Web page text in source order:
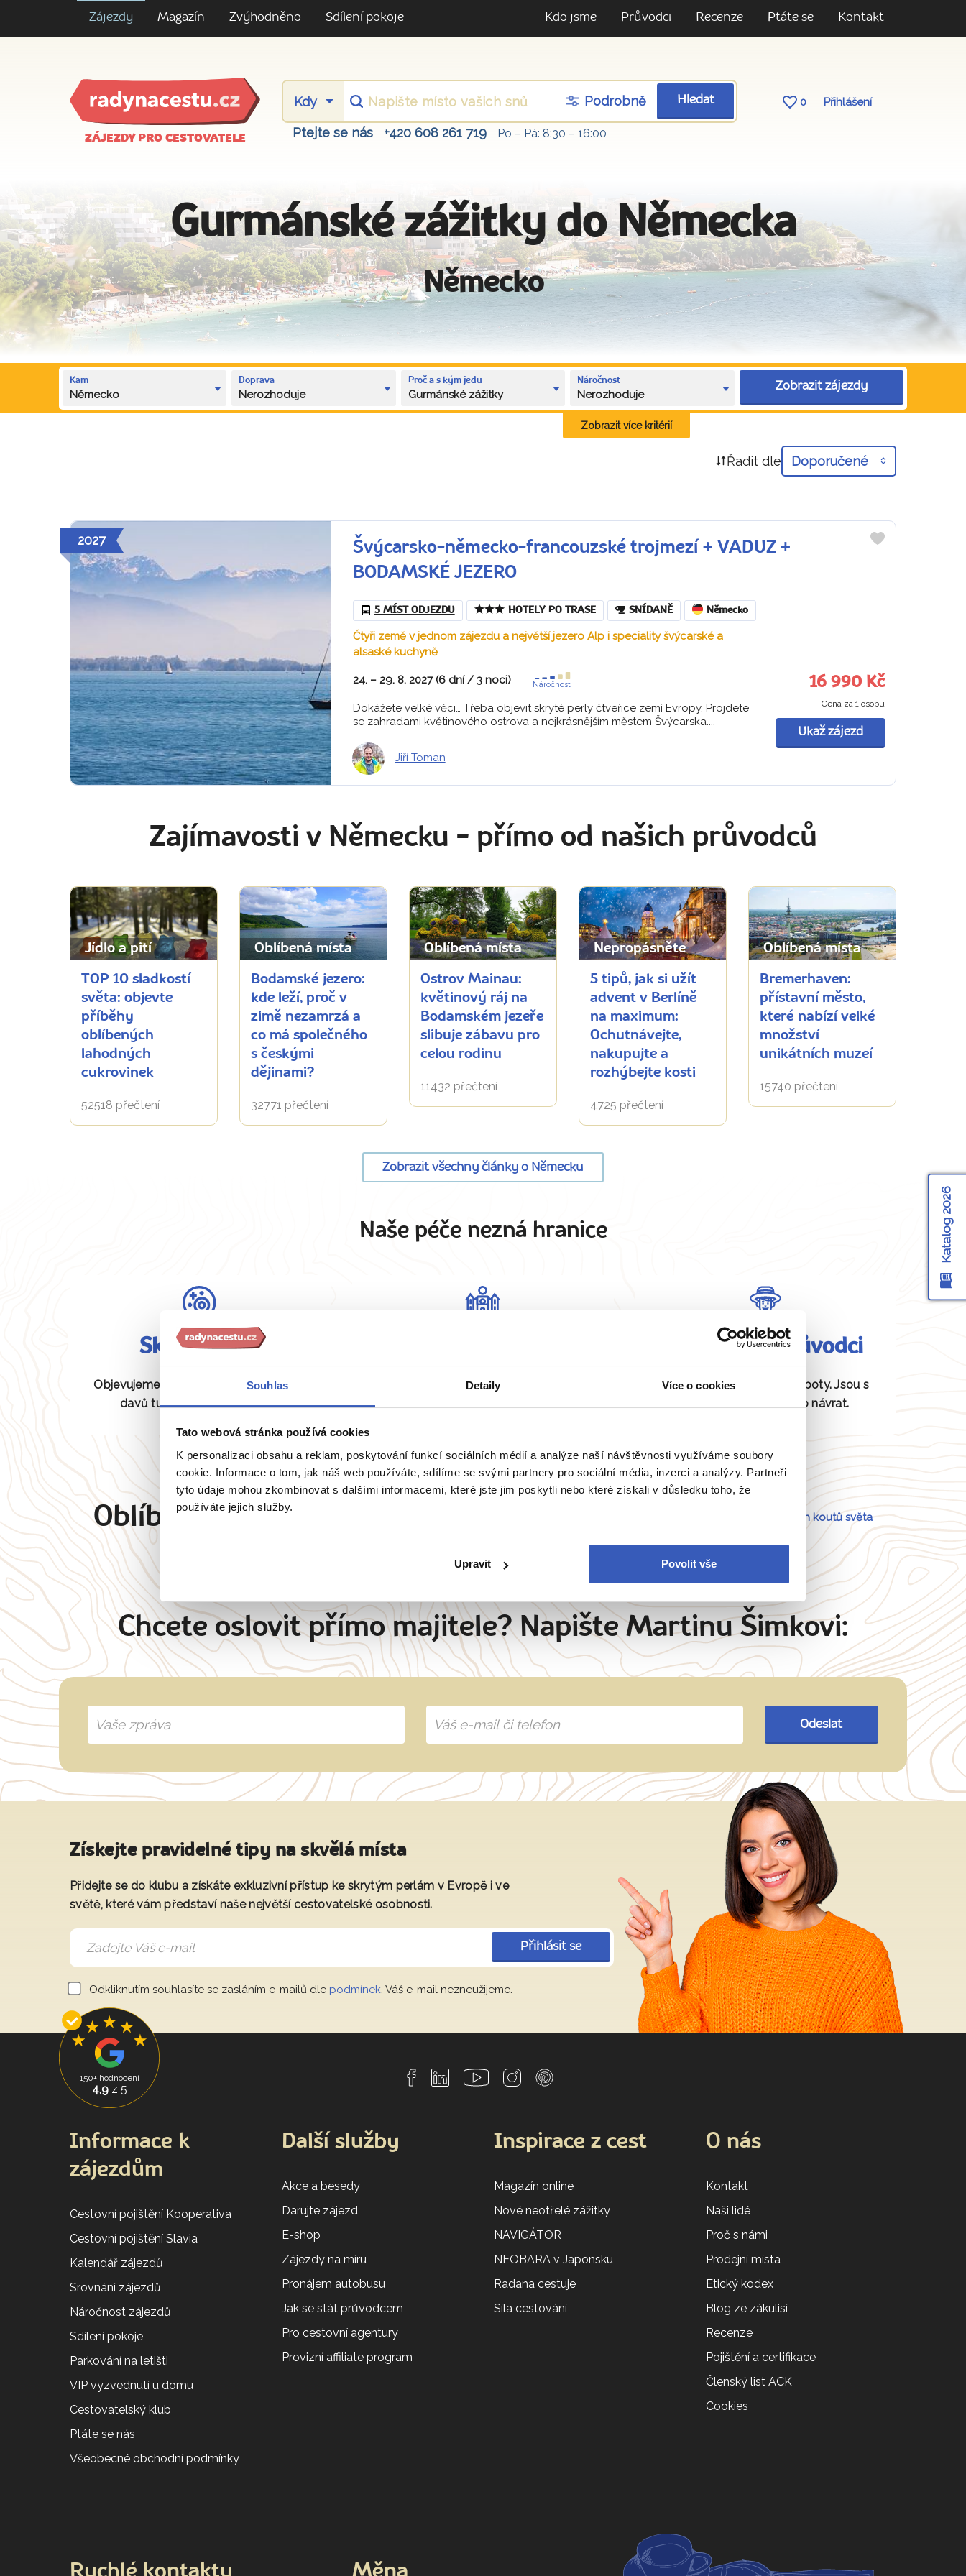
Souhlas Detaily Více o cookies
Tato webová stránka používá cookies
K personalizaci obsahu a reklam, poskytování funkcí sociálních médií a analýze naší návštěvnosti využíváme soubory
cookie. Informace o tom, jak náš web používáte, sdílíme se svými partnery pro sociální média, inzerci a analýzy. Partneři
tyto údaje mohou zkombinovat s dalšími informacemi, které jste jim poskytli nebo které získali v důsledku toho, že
používáte jejich služby.
Upravit Povolit vše
Zájezdy Magazín Zvýhodněno Sdílení pokoje Kdo jsme Průvodci Recenze Ptáte se Kontakt
ZÁJEZDY PRO CESTOVATELE
Podrobně Hledat 0 Přihlášení
Ptejte se nás +420 608 261 719 Po – Pá: 8:30 – 16:00
Gurmánské zážitky do Německa
Německo
Kam
Německo
Doprava
Nerozhoduje
Proč a s kým jedu
Gurmánské zážitky
Náročnost
Nerozhoduje
Zobrazit zájezdy
Zobrazit více kritérií
Řadit dle Doporučené
2027
Švýcarsko-německo-francouzské trojmezí + VADUZ +
BODAMSKÉ JEZERO
5 MÍST ODJEZDU HOTELY PO TRASE SNÍDANĚ Německo
Čtyři země v jednom zájezdu a největší jezero Alp i speciality švýcarské a
alsaské kuchyně
24. – 29. 8. 2027 (6 dní / 3 noci) Náročnost
Dokážete velké věci… Třeba objevit skryté perly čtveřice zemí Evropy. Projdete
se zahradami květinového ostrova a nejkrásnějším městem Švýcarska....
Jiří Toman
16 990 Kč
Cena za 1 osobu
Ukaž zájezd
Zajímavosti v Německu - přímo od našich průvodců
Jídlo a pití
TOP 10 sladkostí
světa: objevte
příběhy
oblíbených
lahodných
cukrovinek
52518 přečtení
Oblíbená místa
Bodamské jezero:
kde leží, proč v
zimě nezamrzá a
co má společného
s českými
dějinami?
32771 přečtení
Oblíbená místa
Ostrov Mainau:
květinový ráj na
Bodamském jezeře
slibuje zábavu pro
celou rodinu
11432 přečtení
Nepropásněte
5 tipů, jak si užít
advent v Berlíně
na maximum:
Ochutnávejte,
nakupujte a
rozhýbejte kosti
4725 přečtení
Oblíbená místa
Bremerhaven:
přístavní město,
které nabízí velké
množství
unikátních muzeí
15740 přečtení
Zobrazit všechny články o Německu
Naše péče nezná hranice
Skryté perly
Objevujeme pro vás unikátní místa bez
davů turistů, která jiní neznají.
Na zájezd bereme maximálně 15 osob
Fundovaní průvodci
Daná místa znají jako své boty. Jsou s
vámi od odjezdu až po návrat.
Oblíbené cíle Anglie 54 dalších koutů světa
Chcete oslovit přímo majitele? Napište Martinu Šimkovi:
Odeslat
Získejte pravidelné tipy na skvělá místa
Přidejte se do klubu a získáte exkluzivní přístup ke skrytým perlám v Evropě i ve
světě, které vám představí naše největší cestovatelské osobnosti.
Přihlásit se
Odkliknutím souhlasíte se zasláním e-mailů dle podmínek. Váš e-mail nezneužijeme.
Katalog 2026
150+ hodnocení
4,9z 5
Informace k
zájezdům
Cestovní pojištění Kooperativa
Cestovní pojištění Slavia
Kalendář zájezdů
Srovnání zájezdů
Náročnost zájezdů
Sdílení pokoje
Parkování na letišti
VIP vyzvednutí u domu
Cestovatelský klub
Ptáte se nás
Všeobecné obchodní podmínky
Další služby
Akce a besedy
Darujte zájezd
E-shop
Zájezdy na míru
Pronájem autobusu
Jak se stát průvodcem
Pro cestovní agentury
Provizní affiliate program
Inspirace z cest
Magazín online
Nové neotřelé zážitky
NAVIGÁTOR
NEOBARA v Japonsku
Radana cestuje
Síla cestování
O nás
Kontakt
Naši lidé
Proč s námi
Prodejní místa
Etický kodex
Blog ze zákulisí
Recenze
Pojištění a certifikace
Členský list ACK
Cookies